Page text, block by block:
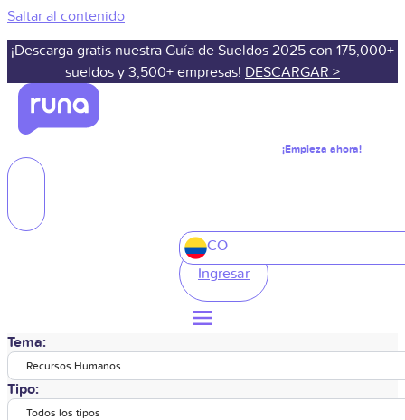
Saltar al contenido
¡Descarga gratis nuestra Guía de Sueldos 2025 con 175,000+
sueldos y 3,500+ empresas! DESCARGAR >
¡Empieza ahora!
CO
Ingresar
Tema:
Recursos Humanos
Tipo:
Todos los tipos